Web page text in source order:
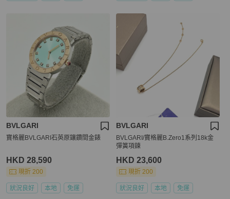
BVLGARI
寶格麗BVLGARI石英原鑲鑽間金錶
HKD 28,590
現折 200
狀況良好 本地 免運
BVLGARI
BVLGARI/寶格麗B.Zero1系列18k金
彈簧項鍊
HKD 23,600
現折 200
狀況良好 本地 免運